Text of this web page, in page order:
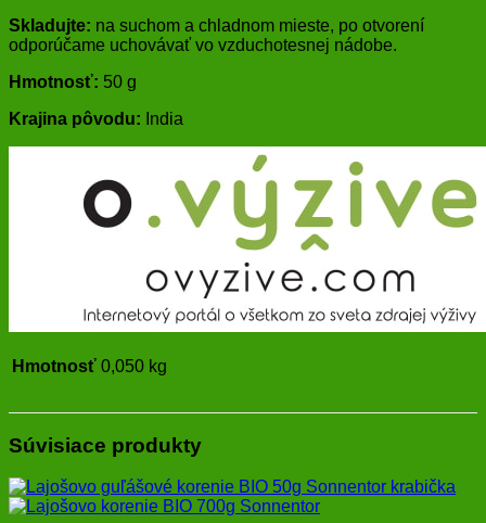
Skladujte: na suchom a chladnom mieste, po otvorení
odporúčame uchovávať vo vzduchotesnej nádobe.
Hmotnosť: 50 g
Krajina pôvodu: India
Hmotnosť 0,050 kg
Súvisiace produkty